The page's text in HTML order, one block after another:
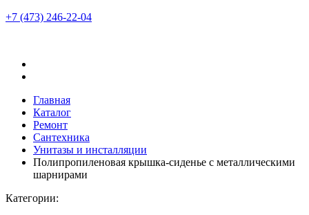
+7 (473) 246-22-04
Главная
Каталог
Ремонт
Сантехника
Унитазы и инсталляции
Полипропиленовая крышка-сиденье с металлическими
шарнирами
Категории: